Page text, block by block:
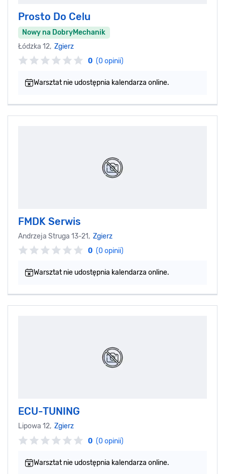
Prosto Do Celu
Nowy na DobryMechanik
Łódzka 12, Zgierz
0 (0 opinii)
Warsztat nie udostępnia kalendarza online.
FMDK Serwis
Andrzeja Struga 13-21, Zgierz
0 (0 opinii)
Warsztat nie udostępnia kalendarza online.
ECU-TUNING
Lipowa 12, Zgierz
0 (0 opinii)
Warsztat nie udostępnia kalendarza online.